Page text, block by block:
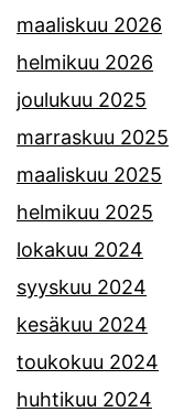
maaliskuu 2026
helmikuu 2026
joulukuu 2025
marraskuu 2025
maaliskuu 2025
helmikuu 2025
lokakuu 2024
syyskuu 2024
kesäkuu 2024
toukokuu 2024
huhtikuu 2024